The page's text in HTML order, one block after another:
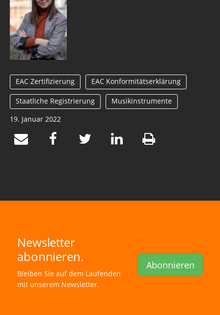
EAC Zertifizierung EAC Konformitätserklärung
Staatliche Registrierung
Musikinstrumente
19. Januar 2022
Newsletter
abonnieren.
Bleiben Sie auf dem Laufenden
mit unserem Newsletter.
Abonnieren